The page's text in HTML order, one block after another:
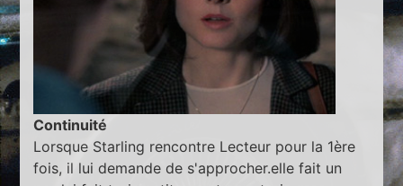
Continuité
Lorsque Starling rencontre Lecteur pour la 1ère
fois, il lui demande de s'approcher.elle fait un